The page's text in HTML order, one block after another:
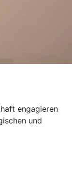
engagieren
und